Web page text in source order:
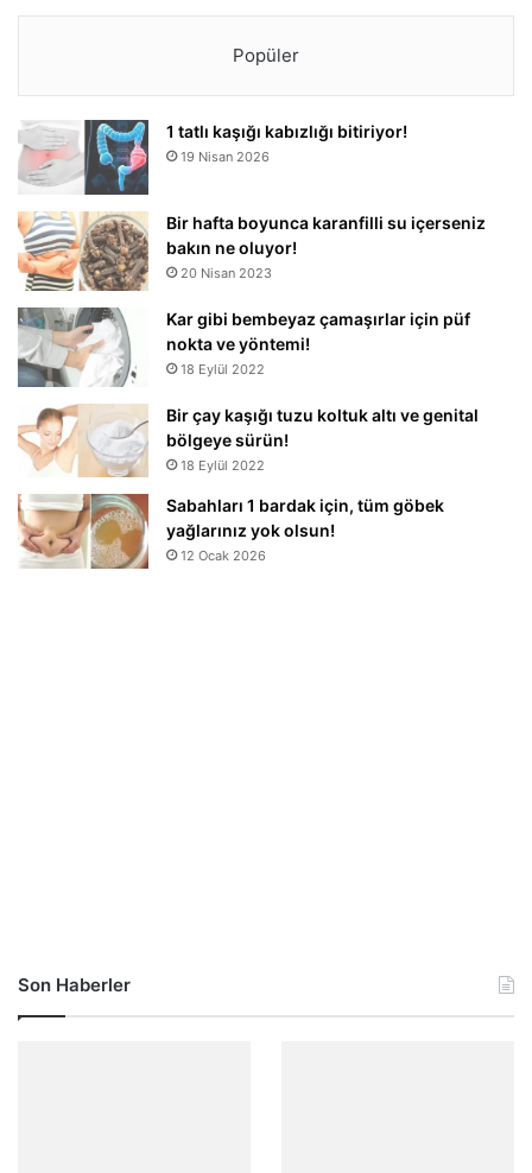
Popüler
1 tatlı kaşığı kabızlığı bitiriyor!
19 Nisan 2026
Bir hafta boyunca karanfilli su içerseniz
bakın ne oluyor!
20 Nisan 2023
Kar gibi bembeyaz çamaşırlar için püf
nokta ve yöntemi!
18 Eylül 2022
Bir çay kaşığı tuzu koltuk altı ve genital
bölgeye sürün!
18 Eylül 2022
Sabahları 1 bardak için, tüm göbek
yağlarınız yok olsun!
12 Ocak 2026
Son Haberler